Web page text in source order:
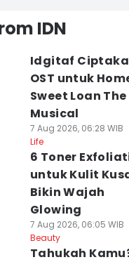
IDN
Idgitaf
OST untuk
Sweet Loan The
Musical
7 Aug 2026, 06:28 WIB
Life
6 Toner
untuk Kulit
Bikin Wajah
Glowing
7 Aug 2026, 06:05 WIB
Beauty
Tahukah